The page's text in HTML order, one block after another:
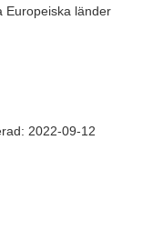
Europeiska länder
2022-09-12